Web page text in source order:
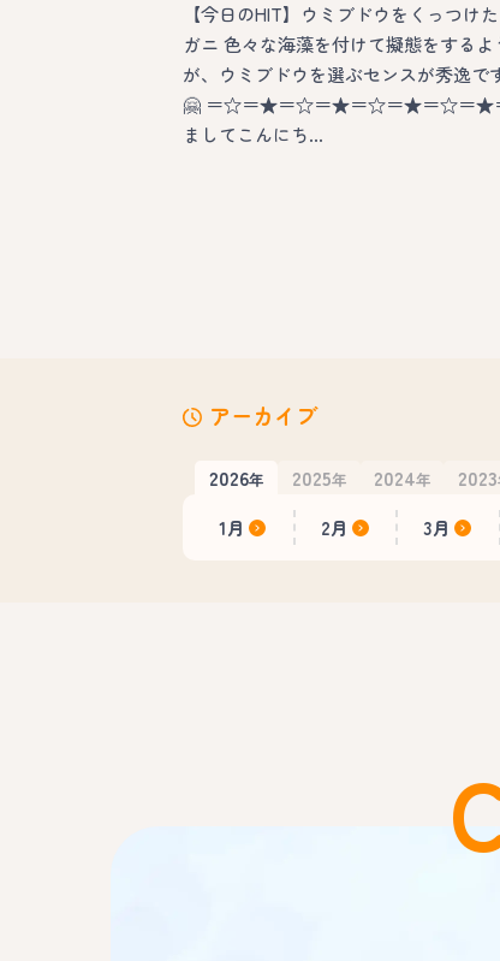
【今日のHIT】ウミブドウをくっつけ
ガニ 色々な海藻を付けて擬態をするよ
が、ウミブドウを選ぶセンスが秀逸で
🤗 ＝☆＝★＝☆＝★＝☆＝★＝☆＝★
ましてこんにち…
アーカイブ
2026年 2025年 2024年 2023
1月 2月 3月